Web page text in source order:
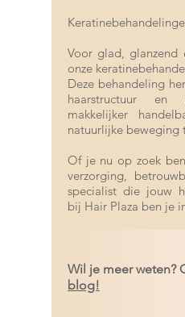
Voor glad, glanzend
onze
Deze behandeling
haarstructuur
makkelijker
natuurlijke beweging
Of je nu op zoek
verzorging,
specialist die jouw
bij Hair Plaza ben je
Wil je meer weten?
blog!